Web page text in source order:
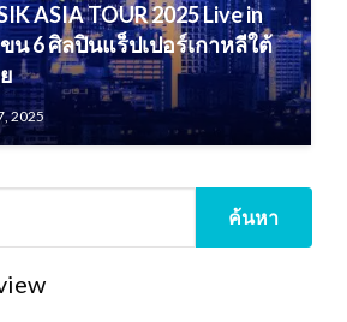
ASIA TOUR 2025 Live in
น 6 ศิลปินแร็ปเปอร์เกาหลีใต้
2025